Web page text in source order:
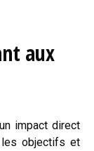
aux
impact direct
les objectifs et